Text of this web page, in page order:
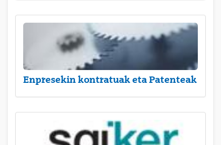
Enpresekin kontratuak eta Patenteak